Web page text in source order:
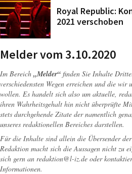
Royal Republic:
2021 verschoben
Melder vom 3.10.2020
Im Bereich „Melder“ finden Sie Inhalte
verschiedensten Wegen erreichen und die wir
wollen. Es handelt sich also um aktuelle,
ihren Wahrheitsgehalt hin nicht überprüfte
stets durchgehende Zitate der namentlich
unseres redaktionellen Bereiches darstellen.
Für die Inhalte sind allein die Übersender
Redaktion macht sich die Aussagen nicht zu
sich gern an redaktion@l-iz.de oder
Informationen.